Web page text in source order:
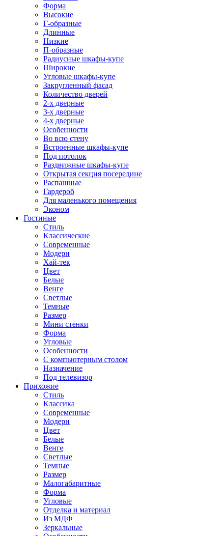
Форма
Высокие
Г-образные
Длинные
Низкие
П-образные
Радиусные шкафы-купе
Широкие
Угловые шкафы-купе
Закругленный фасад
Количество дверей
2-х дверные
3-х дверные
4-х дверные
Особенности
Во всю стену
Встроенные шкафы-купе
Под потолок
Раздвижные шкафы-купе
Открытая секция посередине
Распашные
Гардероб
Для маленького помещения
Эконом
Гостиные
Стиль
Классические
Современные
Модерн
Хай-тек
Цвет
Белые
Венге
Светлые
Темные
Размер
Мини стенки
Форма
Угловые
Особенности
С компьютерным столом
Назначение
Под телевизор
Прихожие
Стиль
Классика
Современные
Модерн
Цвет
Белые
Венге
Светлые
Темные
Размер
Малогабаритные
Форма
Угловые
Отделка и материал
Из МДФ
Зеркальные